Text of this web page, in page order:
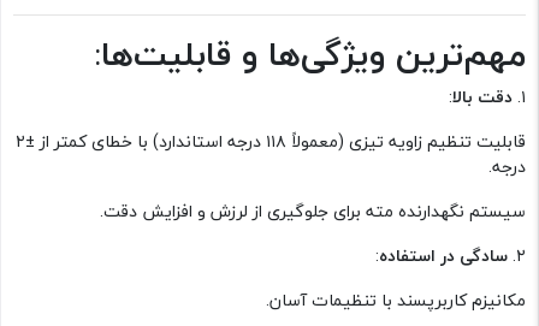
مهم‌ترین ویژگی‌ها و قابلیت‌ها:
۱. دقت بالا:
قابلیت تنظیم زاویه تیزی (معمولاً ۱۱۸ درجه استاندارد) با خطای کمتر از ±۲
درجه.
سیستم نگهدارنده مته برای جلوگیری از لرزش و افزایش دقت.
۲. سادگی در استفاده:
مکانیزم کاربرپسند با تنظیمات آسان.